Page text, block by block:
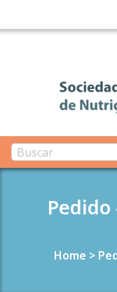
Pedido
Home >